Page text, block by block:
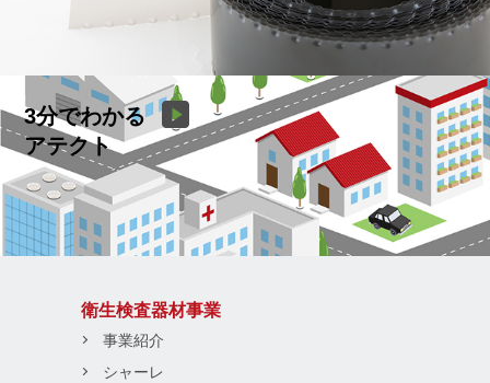
3分でわかる
アテクト
衛生検査器材事業
事業紹介
シャーレ